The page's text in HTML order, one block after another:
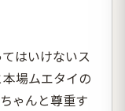
はいけないス
場ムエタイの
ゃんと尊重す